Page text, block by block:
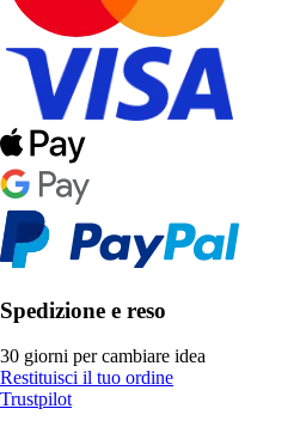
Spedizione e reso
30 giorni per cambiare idea
Restituisci il tuo ordine
Trustpilot